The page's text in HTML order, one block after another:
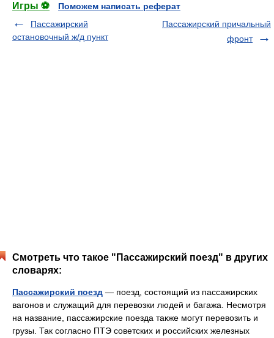
Игры ⚽
Поможем написать реферат
Пассажирский
остановочный ж/д пункт
Пассажирский причальный
фронт
Смотреть что такое "Пассажирский поезд" в других
словарях:
Пассажирский поезд — поезд, состоящий из пассажирских
вагонов и служащий для перевозки людей и багажа. Несмотря
на название, пассажирские поезда также могут перевозить и
грузы. Так согласно ПТЭ советских и российских железных